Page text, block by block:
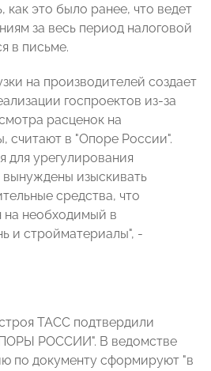
как это было ранее, что ведет
за весь период налоговой
в письме.
на производителей создает
госпроектов из-за
расценок на
считают в "Опоре России".
для урегулирования
вынуждены изыскивать
средства, что
на необходимый в
и стройматериалы", -
ТАСС подтвердили
РОССИИ". В ведомстве
по документу сформируют "в